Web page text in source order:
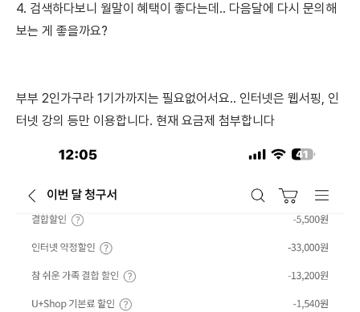
4. 검색하다보니 월말이 혜택이 좋다는데.. 다음달에 다시 문의해
보는 게 좋을까요?
부부 2인가구라 1기가까지는 필요없어서요.. 인터넷은 웹서핑, 인
터넷 강의 등만 이용합니다. 현재 요금제 첨부합니다